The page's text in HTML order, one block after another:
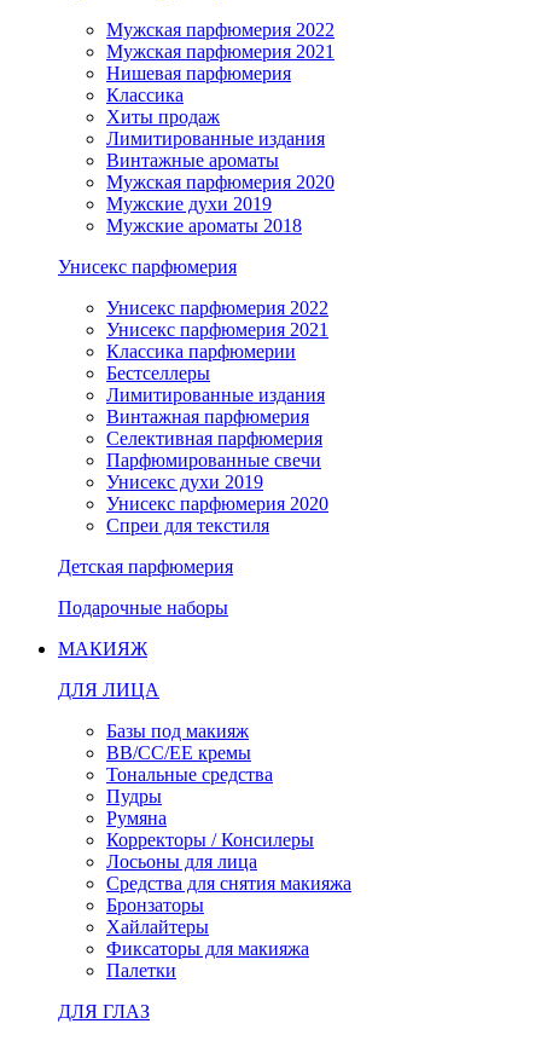
Мужская парфюмерия 2022
Мужская парфюмерия 2021
Нишевая парфюмерия
Классика
Хиты продаж
Лимитированные издания
Винтажные ароматы
Мужская парфюмерия 2020
Мужские духи 2019
Мужские ароматы 2018
Унисекс парфюмерия
Унисекс парфюмерия 2022
Унисекс парфюмерия 2021
Классика парфюмерии
Бестселлеры
Лимитированные издания
Винтажная парфюмерия
Селективная парфюмерия
Парфюмированные свечи
Унисекс духи 2019
Унисекс парфюмерия 2020
Спреи для текстиля
Детская парфюмерия
Подарочные наборы
МАКИЯЖ
ДЛЯ ЛИЦА
Базы под макияж
BB/CC/EE кремы
Тональные средства
Пудры
Румяна
Корректоры / Консилеры
Лосьоны для лица
Средства для снятия макияжа
Бронзаторы
Хайлайтеры
Фиксаторы для макияжа
Палетки
ДЛЯ ГЛАЗ